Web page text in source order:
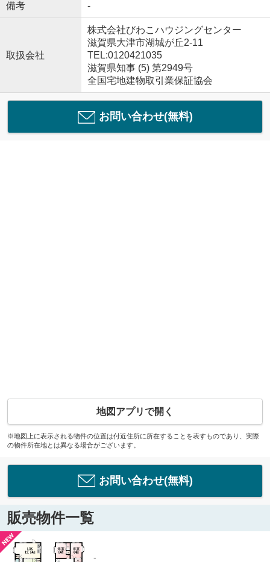
備考 -
取扱会社
株式会社びわこハウジングセンター
滋賀県大津市湖城が丘2-11
TEL:0120421035
滋賀県知事 (5) 第2949号
全国宅地建物取引業保証協会
お問い合わせ(無料)
地図アプリで開く
※地図上に表示される物件の位置は付近住所に所在することを表すものであり、実際
の物件所在地とは異なる場合がございます。
お問い合わせ(無料)
販売物件一覧
-